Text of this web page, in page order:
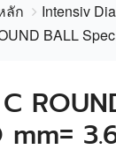
ลัก
Intensiv
BALL